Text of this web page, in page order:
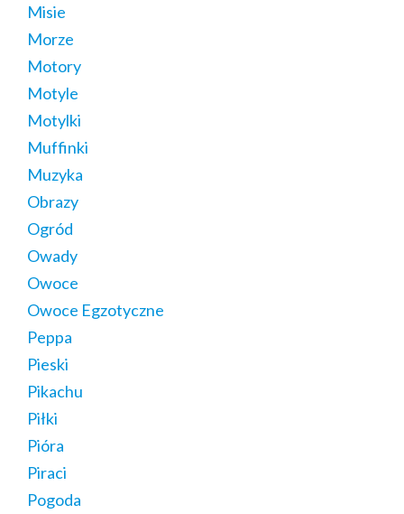
Misie
Morze
Motory
Motyle
Motylki
Muffinki
Muzyka
Obrazy
Ogród
Owady
Owoce
Owoce Egzotyczne
Peppa
Pieski
Pikachu
Piłki
Pióra
Piraci
Pogoda